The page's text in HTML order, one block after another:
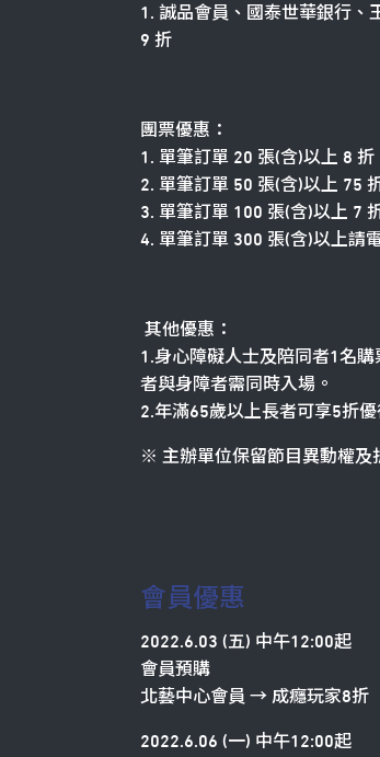
1. 誠品會員、國泰世華銀行、
9 折
團票優惠：
1. 單筆訂單 20 張(含)以上 8 折
2. 單筆訂單 50 張(含)以上 75
3. 單筆訂單 100 張(含)以上 7
4. 單筆訂單 300 張(含)以上請
其他優惠：
1.身心障礙人士及陪同者1名
者與身障者需同時入場。
2.年滿65歲以上長者可享5折
※ 主辦單位保留節目異動權及
會員優惠
2022.6.03 (五) 中午12:00起
會員預購
北藝中心會員 → 成癮玩家8折
2022.6.06 (一) 中午12:00起